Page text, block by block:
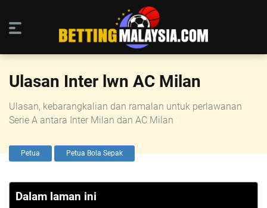
Ulasan Inter lwn AC Milan
Ulasan, kebarangkalian dan ramalan untuk perlawanan
Serie A antara Inter Milan dan AC Milan
Petua Petua Bola Sepak
Dalam laman ini